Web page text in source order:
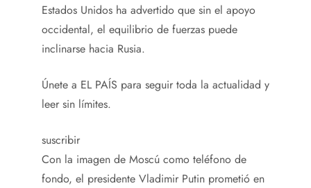
Estados Unidos ha advertido que sin el apoyo
occidental, el equilibrio de fuerzas puede
inclinarse hacia Rusia.
Únete a EL PAÍS para seguir toda la actualidad y
leer sin límites.
suscribir
Con la imagen de Moscú como teléfono de
fondo, el presidente Vladimir Putin prometió en